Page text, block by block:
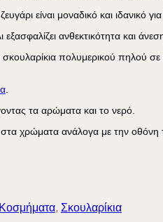
είναι μοναδικό και ιδανικό
εξασφαλίζει ανθεκτικότητα και
σκουλαρίκια πολυμερικού πηλού
.
τα αρώματα και το νερό.
χρώματα ανάλογα με την οθόνη
Κοσμήματα, Σκουλαρίκια